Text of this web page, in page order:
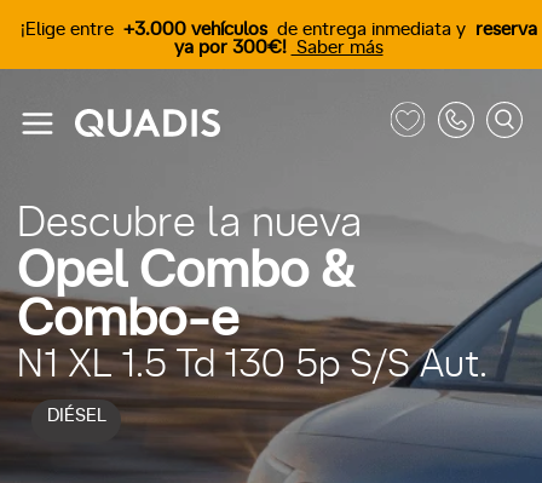
¡Elige entre +3.000 vehículos de entrega inmediata y reserva
ya por 300€! Saber más
Descubre la nueva
Opel Combo &
Combo-e
DIÉSEL
N1 XL 1.5 Td 130 5p S/S Aut.